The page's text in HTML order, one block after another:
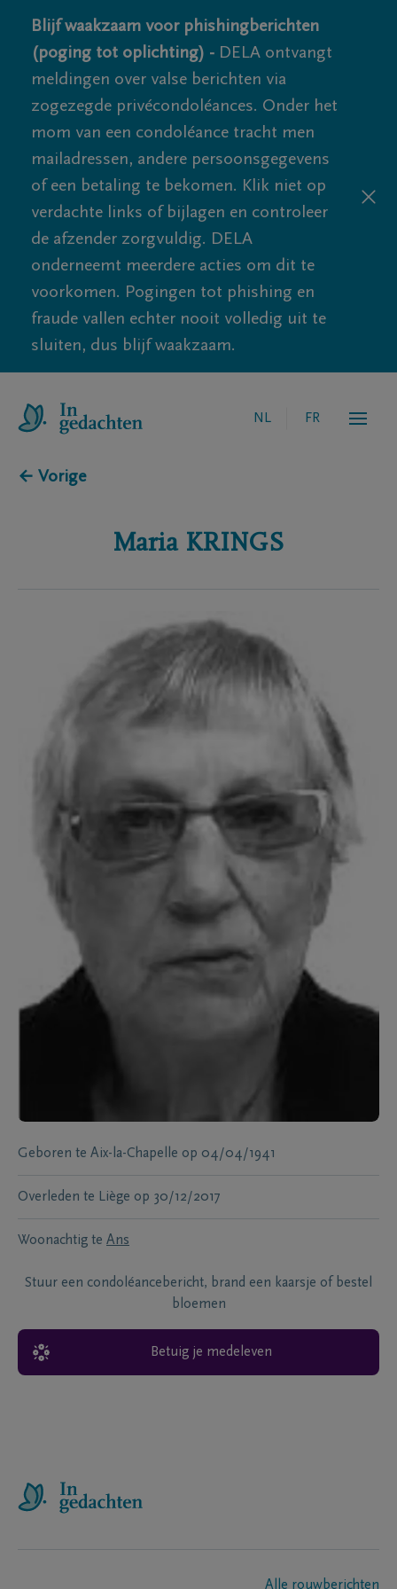
Blijf waakzaam voor phishingberichten
(poging tot oplichting) - DELA ontvangt
meldingen over valse berichten via
zogezegde privécondoléances. Onder het
mom van een condoléance tracht men
mailadressen, andere persoonsgegevens
of een betaling te bekomen. Klik niet op
verdachte links of bijlagen en controleer
de afzender zorgvuldig. DELA
onderneemt meerdere acties om dit te
voorkomen. Pogingen tot phishing en
fraude vallen echter nooit volledig uit te
sluiten, dus blijf waakzaam.
NL FR
← Vorige
Maria KRINGS
Geboren te Aix-la-Chapelle op 04/04/1941
Overleden te Liège op 30/12/2017
Woonachtig te Ans
Stuur een condoléancebericht, brand een kaarsje of bestel
bloemen
Betuig je medeleven
Alle rouwberichten